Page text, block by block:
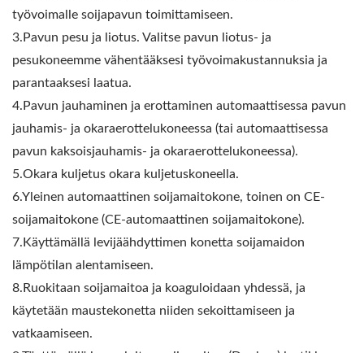
työvoimalle soijapavun toimittamiseen.
3.Pavun pesu ja liotus. Valitse pavun liotus- ja
pesukoneemme vähentääksesi työvoimakustannuksia ja
parantaaksesi laatua.
4.Pavun jauhaminen ja erottaminen automaattisessa pavun
jauhamis- ja okaraerottelukoneessa (tai automaattisessa
pavun kaksoisjauhamis- ja okaraerottelukoneessa).
5.Okara kuljetus okara kuljetuskoneella.
6.Yleinen automaattinen soijamaitokone, toinen on CE-
soijamaitokone (CE-automaattinen soijamaitokone).
7.Käyttämällä levijäähdyttimen konetta soijamaidon
lämpötilan alentamiseen.
8.Ruokitaan soijamaitoa ja koaguloidaan yhdessä, ja
käytetään maustekonetta niiden sekoittamiseen ja
vatkaamiseen.